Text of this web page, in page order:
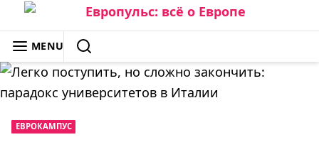
Skip
to
content
ЕВРОПУЛЬС: ВСЁ О ЕВРОПЕ
MENU
SEARCH
ЕВРОКАМПУС